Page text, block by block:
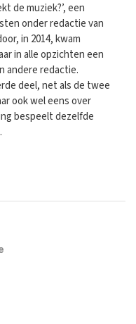
de muziek?’, een
onder redactie van
in 2014, kwam
in alle opzichten een
andere redactie.
deel, net als de twee
ook wel eens over
bespeelt dezelfde